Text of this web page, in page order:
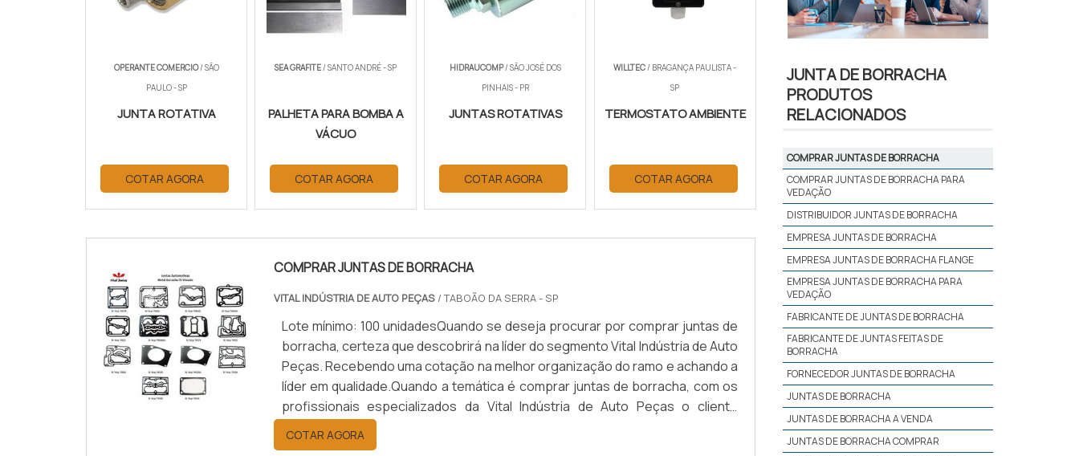
OPERANTE COMERCIO/ SÃO
PAULO - SP
JUNTA ROTATIVA
COTAR AGORA
SEA GRAFITE/ SANTO ANDRÉ - SP
PALHETA PARA BOMBA A
VÁCUO
COTAR AGORA
HIDRAUCOMP/ SÃO JOSÉ DOS
PINHAIS - PR
JUNTAS ROTATIVAS
COTAR AGORA
WILLTEC/ BRAGANÇA PAULISTA -
SP
TERMOSTATO AMBIENTE
COTAR AGORA
COMPRAR JUNTAS DE BORRACHA
VITAL INDÚSTRIA DE AUTO PEÇAS / TABOÃO DA SERRA - SP
Lote mínimo: 100 unidadesQuando se deseja procurar por comprar juntas de
borracha, certeza que descobrirá na líder do segmento Vital Indústria de Auto
Peças. Recebendo uma cotação na melhor organização do ramo e achando a
líder em qualidade.Quando a temática é comprar juntas de borracha, com os
profissionais especializados da Vital Indústria de Auto Peças o cliente
encontrará precisão com mais de 62 anos de experiência.ALGUNS DETALHES
S...
COTAR AGORA
JUNTA DE BORRACHA
PRODUTOS
RELACIONADOS
COMPRAR JUNTAS DE BORRACHA
COMPRAR JUNTAS DE BORRACHA PARA
VEDAÇÃO
DISTRIBUIDOR JUNTAS DE BORRACHA
EMPRESA JUNTAS DE BORRACHA
EMPRESA JUNTAS DE BORRACHA FLANGE
EMPRESA JUNTAS DE BORRACHA PARA
VEDAÇÃO
FABRICANTE DE JUNTAS DE BORRACHA
FABRICANTE DE JUNTAS FEITAS DE
BORRACHA
FORNECEDOR JUNTAS DE BORRACHA
JUNTAS DE BORRACHA
JUNTAS DE BORRACHA A VENDA
JUNTAS DE BORRACHA COMPRAR